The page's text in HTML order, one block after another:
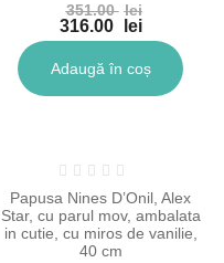
351.00 lei
Prețul
inițial
a
fost:
351.00 lei.
316.00
lei
Prețul
curent
este:
316.00 lei.
Adaugă în coș
Papusa Nines D’Onil, Alex
Star, cu parul mov, ambalata
in cutie, cu miros de vanilie,
40 cm